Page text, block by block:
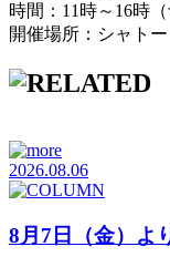
時間：11時～16時（
開催場所：シャト
2026.08.06
8月7日（金）よ